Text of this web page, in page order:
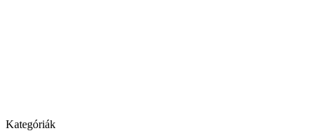
Kategóriák